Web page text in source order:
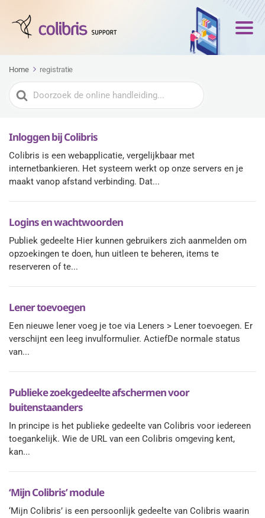
Home registratie
Zoeken
naar
Inloggen bij Colibris
Colibris is een webapplicatie, vergelijkbaar met
internetbankieren. Het systeem werkt op onze servers en je
maakt vanop afstand verbinding. Dat...
Logins en wachtwoorden
Publiek gedeelte Hier kunnen gebruikers zich aanmelden om
opzoekingen te doen, hun uitleen te beheren, items te
reserveren of te...
Lener toevoegen
Een nieuwe lener voeg je toe via Leners > Lener toevoegen. Er
verschijnt een leeg invulformulier. ActiefDe normale status
van...
Publieke zoekgedeelte afschermen voor
buitenstaanders
In principe is het publieke gedeelte van Colibris voor iedereen
toegankelijk. Wie de URL van een Colibris omgeving kent,
kan...
‘Mijn Colibris’ module
‘Mijn Colibris’ is een persoonlijk gedeelte van Colibris waarin